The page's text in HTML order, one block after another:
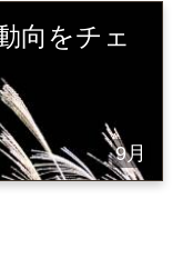
向をチェ
9月